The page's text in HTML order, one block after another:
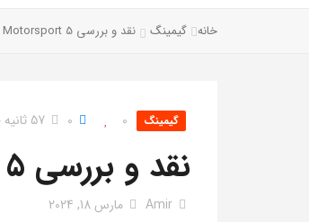
خانه گیمینگ نقد و بررسی Forza Motorsport 5
گیمینگ 0
0 57 ثانیه خواندن
نقد و بررسی Forza Motorsport 5
Amir مارس 18, 2024